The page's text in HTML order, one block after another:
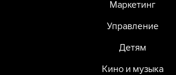
Маркетинг
Управление
Детям
Кино и музыка